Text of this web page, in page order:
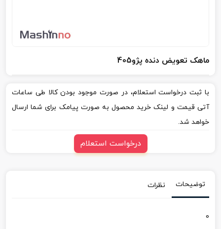
ماهک تعویض دنده پژو405
با ثبت درخواست استعلام، در صورت موجود بودن کالا طی ساعات
آتی قیمت و لینک خرید محصول به صورت پیامک برای شما ارسال
خواهد شد.
درخواست استعلام
توضیحات نظرات
0